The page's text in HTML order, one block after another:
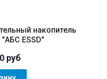
накопитель
ESSD"
руб